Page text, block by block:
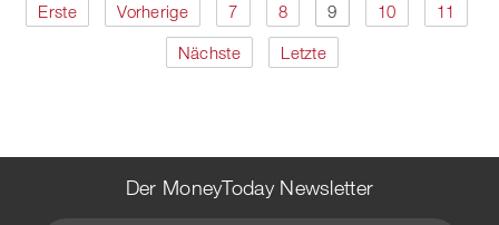
Erste Vorherige 7 8 9 10 11
Nächste Letzte
Der MoneyToday Newsletter